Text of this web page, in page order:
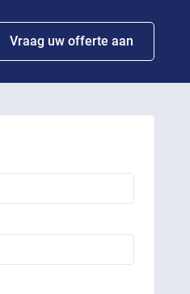
Vraag uw offerte aan